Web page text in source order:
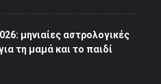
μηνιαίες αστρολογικές
τη μαμά και το παιδί